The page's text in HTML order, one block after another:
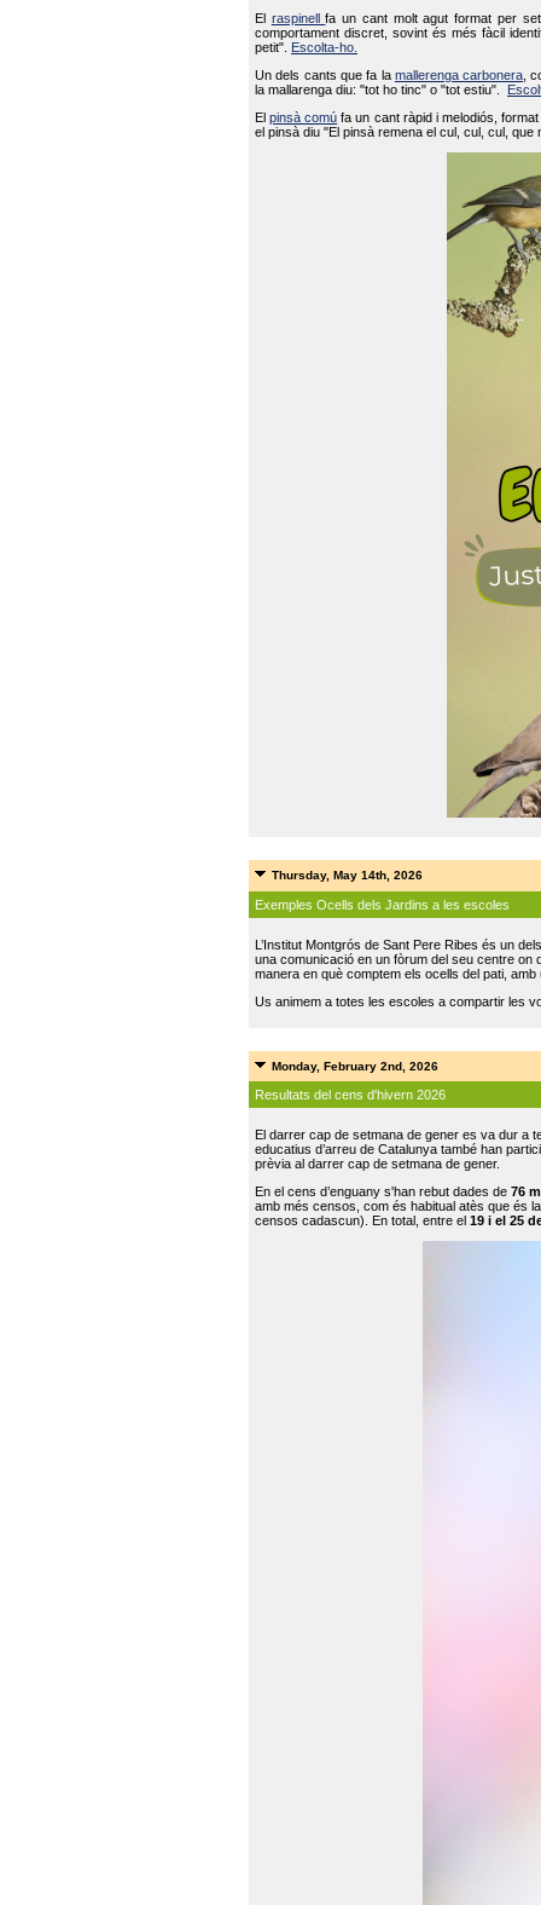
El raspinellfa un cant molt agut format per
comportament discret, sovint és més fàcil
petit".
Escolta-ho.
Un dels cants que fa la mallerenga carbonera ,
la mallarenga diu: "tot ho tinc" o "tot estiu".
Elpinsà comú fa un cant ràpid i melodiós,
el pinsà diu "El pinsà remena el cul, cul, cul,
Thursday, May 14th, 2026
Exemples Ocells dels Jardins a les escoles
L’Institut Montgrós de Sant Pere Ribes és un
una comunicació en un fòrum del seu centre on
manera en què comptem els ocells del pati,
Us animem a totes les escoles a compartir les
Monday, February 2nd, 2026
Resultats del cens d'hivern 2026
El darrer cap de setmana de gener es va dur a
educatius d’arreu de Catalunya també han
prèvia al darrer cap de setmana de gener.
En el cens d’enguany s'han rebut dades de 76
amb més censos, com és habitual atès que és
censos cadascun). En total, entre el 19 i el 25